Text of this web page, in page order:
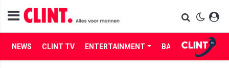
NEWS CLINT TV ENTERTAINMENT BABES LIFE